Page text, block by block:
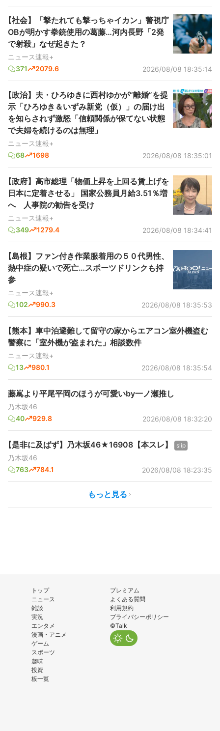
【社会】「撃たれても撃っちゃイカン」警視庁
OBが明かす拳銃使用の葛藤…河内長野「2発
で射殺」なぜ起きた？
ニュース速報+
371
2079.6 2026/08/08 18:35:14
【政治】夫・ひろゆきに西村ゆかが“離婚”を提
示「ひろゆき＆いずみ新党（仮）」の届け出
を知らされず激怒「信頼関係が保てない状態
で夫婦を続けるのは無理」
ニュース速報+
68
1698 2026/08/08 18:35:01
【政府】高市総理「物価上昇を上回る賃上げを
日本に定着させる」 国家公務員月給3.51％増
へ 人事院の勧告を受け
ニュース速報+
349
1279.4 2026/08/08 18:34:41
【島根】ファン付き作業服着用の５０代男性、
熱中症の疑いで死亡…スポーツドリンクも持
参
ニュース速報+
102
990.3 2026/08/08 18:35:53
【熊本】車中泊避難して留守の家からエアコン室外機盗む
警察に「室外機が盗まれた」相談数件
ニュース速報+
13
980.1 2026/08/08 18:35:54
藤嶌より平尾平岡のほうが可愛いby一ノ瀬推し
乃木坂46
40
929.8 2026/08/08 18:32:20
【是非に及ばず】乃木坂46★16908【本スレ】 slip
乃木坂46
763
784.1 2026/08/08 18:23:35
もっと見る
トップ
ニュース
雑談
実況
エンタメ
漫画・アニメ
ゲーム
スポーツ
趣味
投資
板一覧
プレミアム
よくある質問
利用規約
プライバシーポリシー
©Talk